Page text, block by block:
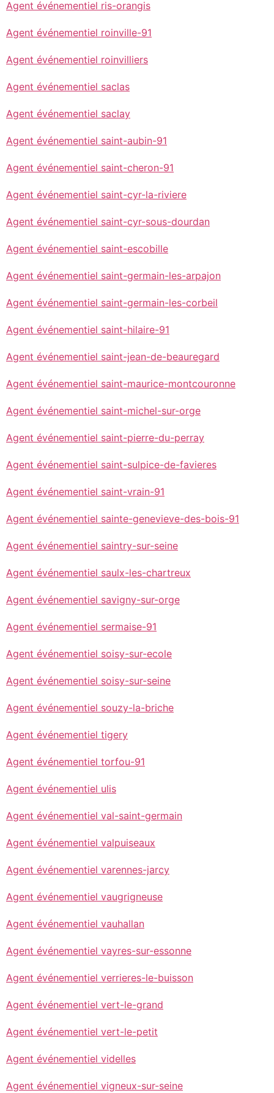
Agent événementiel ris-orangis
Agent événementiel roinville-91
Agent événementiel roinvilliers
Agent événementiel saclas
Agent événementiel saclay
Agent événementiel saint-aubin-91
Agent événementiel saint-cheron-91
Agent événementiel saint-cyr-la-riviere
Agent événementiel saint-cyr-sous-dourdan
Agent événementiel saint-escobille
Agent événementiel saint-germain-les-arpajon
Agent événementiel saint-germain-les-corbeil
Agent événementiel saint-hilaire-91
Agent événementiel saint-jean-de-beauregard
Agent événementiel saint-maurice-montcouronne
Agent événementiel saint-michel-sur-orge
Agent événementiel saint-pierre-du-perray
Agent événementiel saint-sulpice-de-favieres
Agent événementiel saint-vrain-91
Agent événementiel sainte-genevieve-des-bois-91
Agent événementiel saintry-sur-seine
Agent événementiel saulx-les-chartreux
Agent événementiel savigny-sur-orge
Agent événementiel sermaise-91
Agent événementiel soisy-sur-ecole
Agent événementiel soisy-sur-seine
Agent événementiel souzy-la-briche
Agent événementiel tigery
Agent événementiel torfou-91
Agent événementiel ulis
Agent événementiel val-saint-germain
Agent événementiel valpuiseaux
Agent événementiel varennes-jarcy
Agent événementiel vaugrigneuse
Agent événementiel vauhallan
Agent événementiel vayres-sur-essonne
Agent événementiel verrieres-le-buisson
Agent événementiel vert-le-grand
Agent événementiel vert-le-petit
Agent événementiel videlles
Agent événementiel vigneux-sur-seine